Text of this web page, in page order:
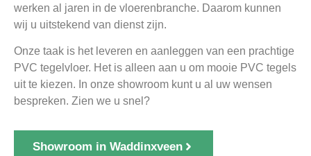
werken al jaren in de vloerenbranche. Daarom kunnen
wij u uitstekend van dienst zijn.
Onze taak is het leveren en aanleggen van een prachtige
PVC tegelvloer. Het is alleen aan u om mooie PVC tegels
uit te kiezen. In onze showroom kunt u al uw wensen
bespreken. Zien we u snel?
Showroom in Waddinxveen